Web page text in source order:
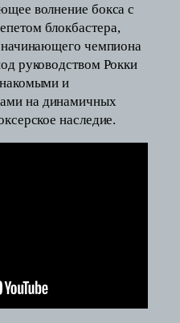
волнение бокса с
блокбастера,
начинающего чемпиона
руководством Рокки
и
на динамичных
наследие.